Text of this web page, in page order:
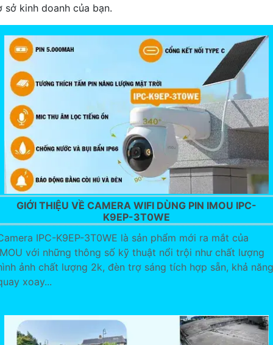
sở kinh doanh của bạn.
GIỚI THIỆU VỀ CAMERA WIFI DÙNG PIN IMOU IPC-
K9EP-3T0WE
IPC-K9EP-3T0WE là sản phẩm mới ra mắt của
với những thông số kỹ thuật nổi trội như chất lượng
ảnh chất lượng 2k, đèn trợ sáng tích hợp sẵn, khả năng
xoay...